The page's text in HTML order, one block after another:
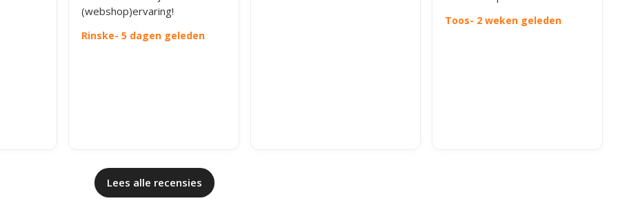
(webshop)ervaring!
Rinske- 5 dagen geleden
Toos- 2 weken geleden
Lees alle recensies